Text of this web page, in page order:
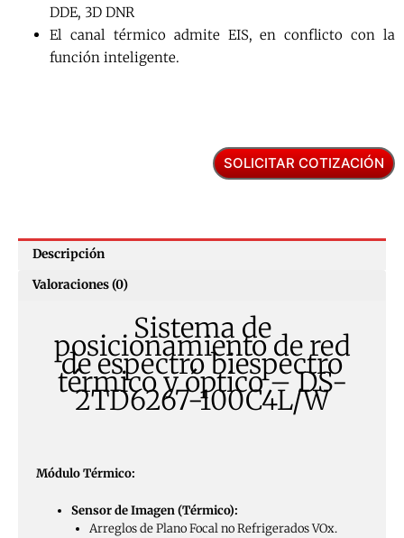
DDE, 3D DNR
El canal térmico admite EIS, en conflicto con la
función inteligente.
SOLICITAR COTIZACIÓN
Descripción
Valoraciones (0)
Sistema de
posicionamiento de red
de espectro biespectro
térmico y óptico – DS-
2TD6267-100C4L/W
Módulo Térmico:
Sensor de Imagen (Térmico):
Arreglos de Plano Focal no Refrigerados VOx.